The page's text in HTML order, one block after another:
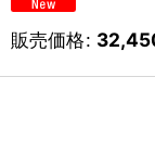
販売価格: